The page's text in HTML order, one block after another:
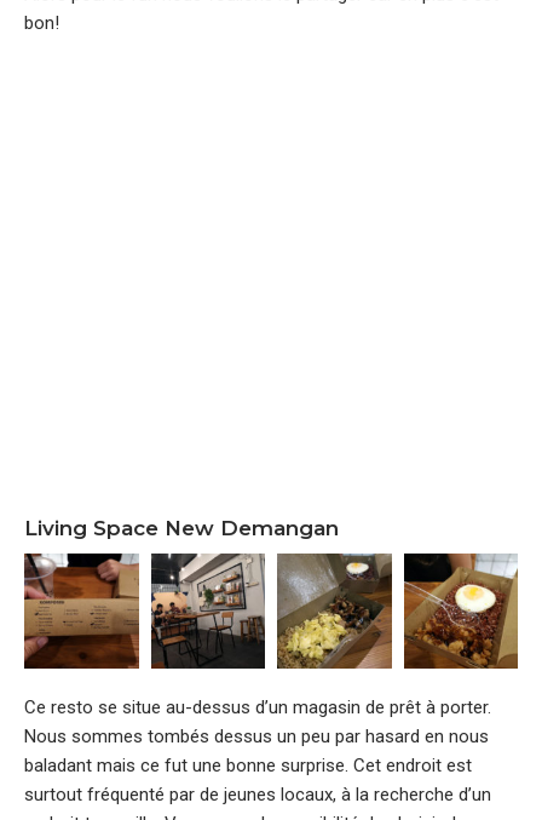
bon!
Living Space New Demangan
Ce resto se situe au-dessus d’un magasin de prêt à porter.
Nous sommes tombés dessus un peu par hasard en nous
baladant mais ce fut une bonne surprise. Cet endroit est
surtout fréquenté par de jeunes locaux, à la recherche d’un